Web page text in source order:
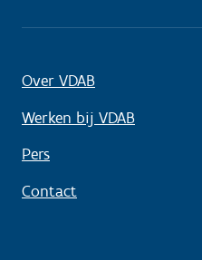
Over VDAB
Werken bij VDAB
Pers
Contact